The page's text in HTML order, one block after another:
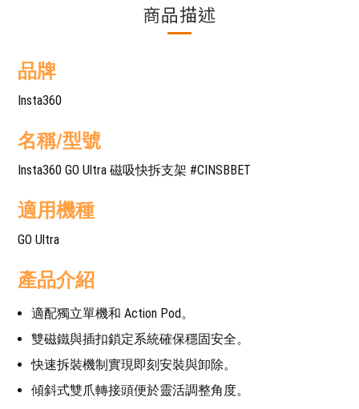
商品描述
品牌
Insta360
名稱/型號
Insta360 GO Ultra 磁吸快拆支架 #CINSBBET
適用機種
GO Ultra
產品介紹
適配獨立單機和 Action Pod。
雙磁鐵與插扣鎖定系統確保穩固安全。
快速拆裝機制實現即刻安裝與卸除。
傾斜式雙爪轉接頭便於靈活調整角度。